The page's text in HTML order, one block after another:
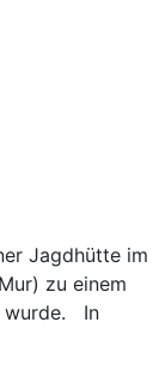
Jagdhütte im
zu einem
wurde. In